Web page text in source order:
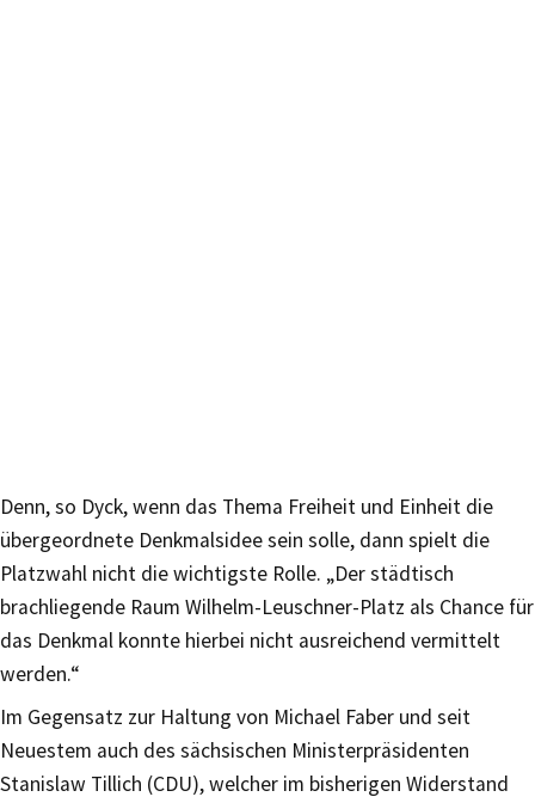
Denn, so Dyck, wenn das Thema Freiheit und Einheit die
übergeordnete Denkmalsidee sein solle, dann spielt die
Platzwahl nicht die wichtigste Rolle. „Der städtisch
brachliegende Raum Wilhelm-Leuschner-Platz als Chance für
das Denkmal konnte hierbei nicht ausreichend vermittelt
werden.“
Im Gegensatz zur Haltung von Michael Faber und seit
Neuestem auch des sächsischen Ministerpräsidenten
Stanislaw Tillich (CDU), welcher im bisherigen Widerstand